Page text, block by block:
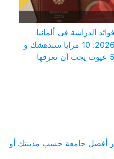
فوائد الدراسة في ألمانيا
2026: 10 مزايا ستدهشك و
5 عيوب يجب أن تعرفها
الالمانية 2026: اختر أفضل جامعة حسب مدينتك أو